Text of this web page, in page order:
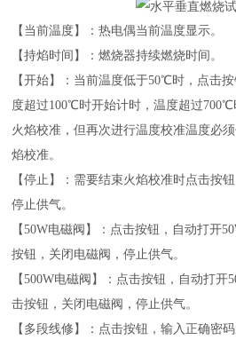
【 当前温度】：热电偶当前温度显示。
【持焰时间】：燃烧器持续燃烧时间。
【开始】：当前温度低于50℃时，点击按
度超过100℃时开始计时，温度超过
火焰校准，但再次进行温度校准温度必
焰校准。
【停止】：需要结束火焰校准时点击按
停止供气。
【50W电磁阀】：点击按钮，自动打开
按钮，关闭电磁阀，停止供气。
【500W电磁阀】：点击按钮，自动打开
击按钮，关闭电磁阀，停止供气。
【多段线修】：点击按钮，输入正确密